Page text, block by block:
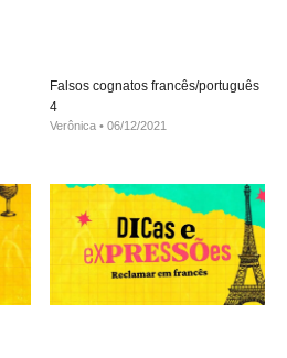
Falsos cognatos francês/português
4
Verônica 06/12/2021